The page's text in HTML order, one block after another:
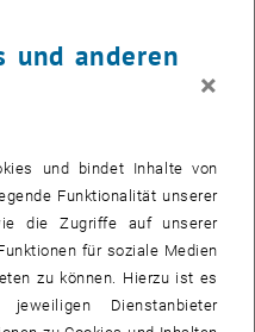
des Interferometers erlaubt
oder vielmehr eine
des Interferometers erlaubt
für die
von Spin-
und anderen
×
und bindet Inhalte von
Funktionalität unserer
die Zugriffe auf unserer
für soziale Medien
zu können. Hierzu ist es
Dienstanbieter